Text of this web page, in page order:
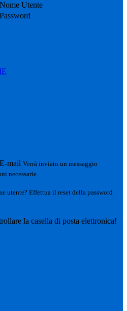
Nome Utente
Password
E-mail Verrà inviato un messaggio
necessarie.
utente? Effettua il reset della password
la casella di posta elettronica!